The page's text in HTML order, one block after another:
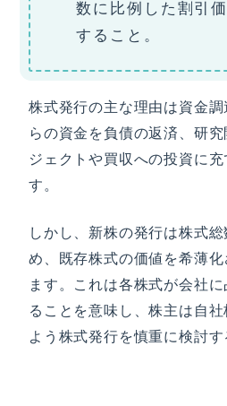
数に比例した割引
すること。
株式発行の主な理由は資金
らの資金を負債の返済、研
ジェクトや買収への投資に
す。
しかし、新株の発行は株式
め、既存株式の価値を希薄
ます。これは各株式が会社
ることを意味し、株主は自
よう株式発行を慎重に検討す